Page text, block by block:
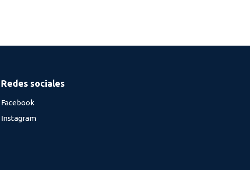
Redes sociales
Facebook
Instagram